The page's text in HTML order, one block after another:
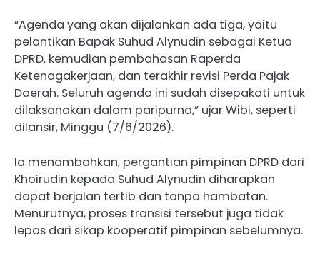
“Agenda yang akan dijalankan ada tiga, yaitu
pelantikan Bapak Suhud Alynudin sebagai Ketua
DPRD, kemudian pembahasan Raperda
Ketenagakerjaan, dan terakhir revisi Perda Pajak
Daerah. Seluruh agenda ini sudah disepakati untuk
dilaksanakan dalam paripurna,” ujar Wibi, seperti
dilansir, Minggu (7/6/2026).
Ia menambahkan, pergantian pimpinan DPRD dari
Khoirudin kepada Suhud Alynudin diharapkan
dapat berjalan tertib dan tanpa hambatan.
Menurutnya, proses transisi tersebut juga tidak
lepas dari sikap kooperatif pimpinan sebelumnya.